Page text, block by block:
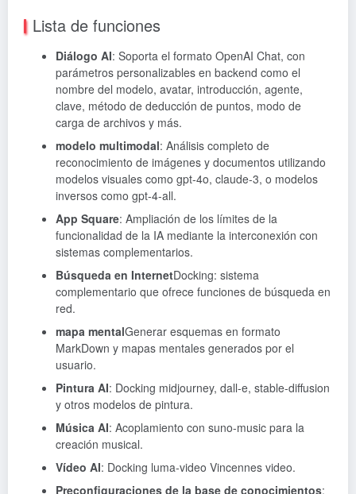
Lista de funciones
Diálogo AI: Soporta el formato OpenAI Chat, con
parámetros personalizables en backend como el
nombre del modelo, avatar, introducción, agente,
clave, método de deducción de puntos, modo de
carga de archivos y más.
modelo multimodal: Análisis completo de
reconocimiento de imágenes y documentos utilizando
modelos visuales como gpt-4o, claude-3, o modelos
inversos como gpt-4-all.
App Square: Ampliación de los límites de la
funcionalidad de la IA mediante la interconexión con
sistemas complementarios.
Búsqueda en InternetDocking: sistema
complementario que ofrece funciones de búsqueda en
red.
mapa mentalGenerar esquemas en formato
MarkDown y mapas mentales generados por el
usuario.
Pintura AI: Docking midjourney, dall-e, stable-diffusion
y otros modelos de pintura.
Música AI: Acoplamiento con suno-music para la
creación musical.
Vídeo AI: Docking luma-video Vincennes video.
Preconfiguraciones de la base de conocimientos: